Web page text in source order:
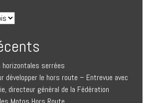
horizontales serrées
développer le hors route – Entrevue avec
directeur général de la Fédération